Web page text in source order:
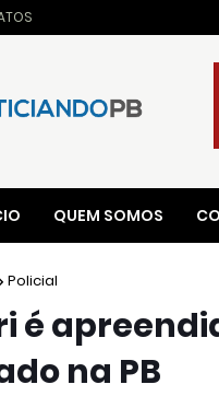
QUEM SOMOS
Policial
é
na PB